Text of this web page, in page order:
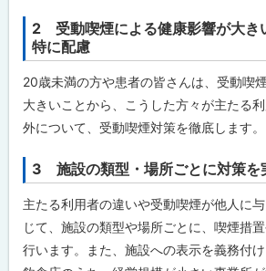
「
マ
ナ
ー
」
ら
「
ル
ル
」
へ
と
変
り
2 受動喫煙による健康影響が大き
特に配慮
20歳未満の方や患者の皆さんは、受動喫
大きいことから、こうした方々が主たる
外について、受動喫煙対策を徹底します。
3 施設の類型・場所ごとに対策を
主たる利用者の違いや受動喫煙が他人に
じて、施設の類型や場所ごとに、喫煙措
行います。また、施設への表示を義務付